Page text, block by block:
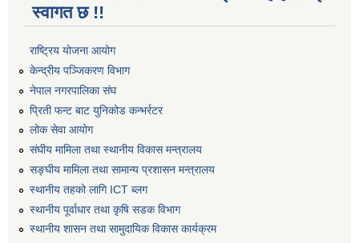
स्वागत छ !!
राष्ट्रिय योजना आयोग
केन्द्रीय पञ्जिकरण विभाग
नेपाल नगरपालिका संघ
प्रिती फन्ट बाट युनिकोड कन्भर्रटर
लोक सेवा आयोग
संघीय मामिला तथा स्थानीय विकास मन्त्रालय
सङ्घीय मामिला तथा सामान्य प्रशासन मन्त्रालय
स्थानीय तहको लागि ICT ब्लग
स्थानीय पूर्वाधार तथा कृषि सडक विभाग
स्थानीय शासन तथा सामुदायिक विकास कार्यक्रम